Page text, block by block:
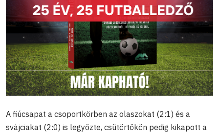
A fiúcsapat a csoportkörben az olaszokat (2:1) és a
svájciakat (2:0) is legyőzte, csütörtökön pedig kikapott a